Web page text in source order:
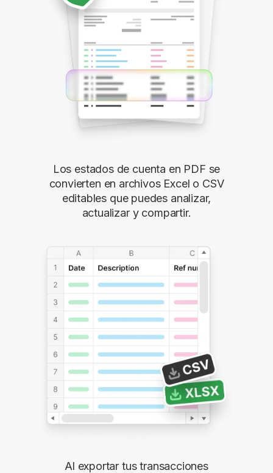
Los estados de cuenta en PDF se
convierten en archivos Excel o CSV
editables que puedes analizar,
actualizar y compartir.
Al exportar tus transacciones